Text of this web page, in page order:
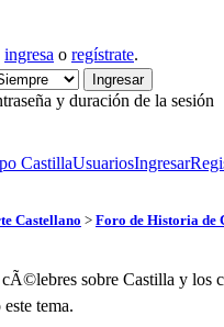
ingresa o regístrate.
y duración de la sesión
CastillaUsuariosIngresar
Castellano > Foro de Historia de
cÃ©lebres sobre Castilla y los
tema.